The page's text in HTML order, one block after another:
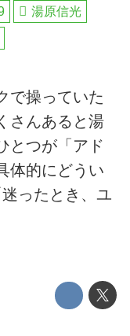
湯原信光
で操っていた
さんあると湯
とつが「アド
体的にどうい
ったとき、ユ